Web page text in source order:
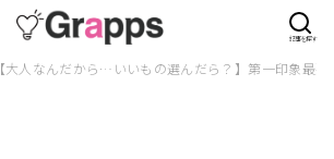
【大人なんだから…いいもの選んだら？】第一印象最